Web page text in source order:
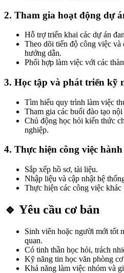
2. Tham gia hoạt động dự
Hỗ trợ triển khai các dự án
Theo dõi tiến độ công việc
hướng dẫn.
Phối hợp làm việc với các
3. Học tập và phát triển kỹ
Tìm hiểu quy trình làm việc
Tham gia các buổi đào tạo nội
Chủ động học hỏi kiến thức
nghiệp.
4. Thực hiện công việc
Sắp xếp hồ sơ, tài liệu.
Nhập liệu và cập nhật hệ
Thực hiện các công việc khác
🔹 Yêu cầu cơ bản
Sinh viên hoặc người mới tốt
quan.
Có tinh thần học hỏi, trách
Kỹ năng tin học văn phòng cơ
Khả năng làm việc nhóm và